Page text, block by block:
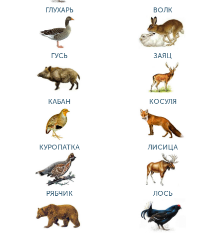
ГЛУХАРЬ ВОЛК
ГУСЬ ЗАЯЦ
КАБАН КОСУЛЯ
КУРОПАТКА ЛИСИЦА
РЯБЧИК ЛОСЬ